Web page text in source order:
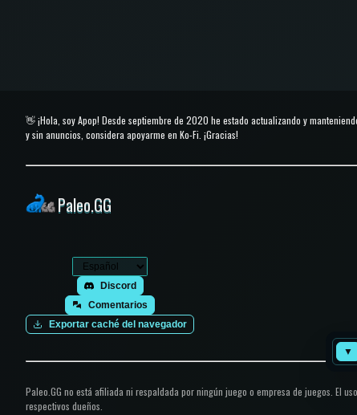
▼
👋 ¡Hola, soy Apop! Desde septiembre de 2020 he estado actualizando y
y sin anuncios, considera apoyarme en Ko-Fi. ¡Gracias!
Paleo.GG
Discord
Comentarios
Exportar caché del navegador
Paleo.GG no está afiliada ni respaldada por ningún juego o empresa de juegos. El
respectivos dueños.